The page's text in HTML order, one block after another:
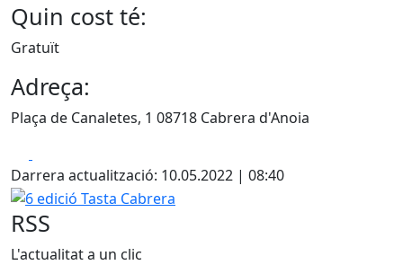
Quin cost té:
Gratuït
Adreça:
Plaça de Canaletes, 1 08718 Cabrera d'Anoia
Darrera actualització: 10.05.2022 | 08:40
6 edició Tasta Cabrera
RSS
L'actualitat a un clic